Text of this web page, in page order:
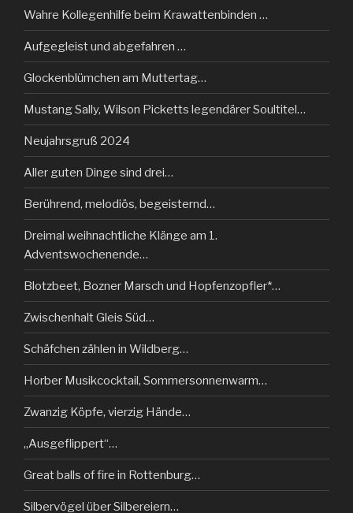
Wahre Kollegenhilfe beim Krawattenbinden …
Aufgegleist und abgefahren …
Glockenblümchen am Muttertag…
Mustang Sally, Wilson Picketts legendärer Soultitel…
Neujahrsgruß 2024
Aller guten Dinge sind drei…
Berührend, melodiös, begeisternd…
Dreimal weihnachtliche Klänge am 1.
Adventswochenende…
Blotzbeet, Bozner Marsch und Hopfenzopfler*…
Zwischenhalt Gleis Süd…
Schäfchen zählen in Wildberg…
Horber Musikcocktail, Sommersonnenwarm…
Zwanzig Köpfe, vierzig Hände…
„Ausgeflippert“…
Great balls of fire in Rottenburg…
Silbervögel über Silbereiern…